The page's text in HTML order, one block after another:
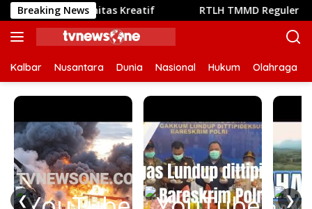
Langsung
ke
konten
Breaking News
Komunitas Kreatif RTLH TMMD Reguler ke-129
Kalbar Nusantara Dunia Nasional Hukum Olahraga
❮ ❯